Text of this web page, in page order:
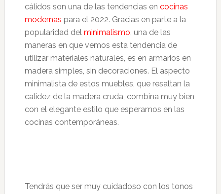
cálidos son una de las tendencias en cocinas
modernas para el 2022. Gracias en parte a la
popularidad del minimalismo, una de las
maneras en que vemos esta tendencia de
utilizar materiales naturales, es en armarios en
madera simples, sin decoraciones. El aspecto
minimalista de estos muebles, que resaltan la
calidez de la madera cruda, combina muy bien
con el elegante estilo que esperamos en las
cocinas contemporáneas.
Tendrás que ser muy cuidadoso con los tonos